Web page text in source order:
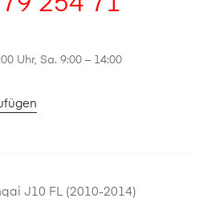
Uhr, Sa. 9:00 – 14:00
J10 FL (2010-2014)